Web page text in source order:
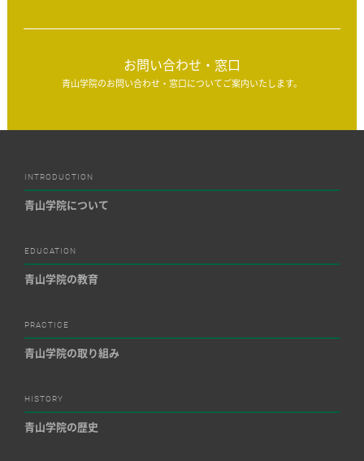
お問い合わせ・窓口
青山学院のお問い合わせ・窓口についてご案内いたします。
INTRODUCTION
青山学院について
EDUCATION
青山学院の教育
PRACTICE
青山学院の取り組み
HISTORY
青山学院の歴史